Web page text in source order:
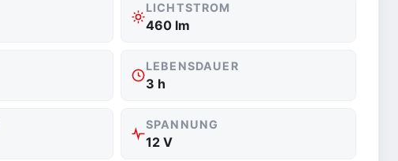
LICHTSTROM
460 lm
LEBENSDAUER
3 h
SPANNUNG
12 V